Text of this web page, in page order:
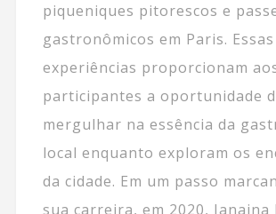
piqueniques pitorescos e
gastronômicos em Paris. Essas
experiências proporcionam
participantes a oportunidade
mergulhar na essência da
local enquanto exploram os
da cidade. Em um passo
sua carreira, em 2020, Janaina